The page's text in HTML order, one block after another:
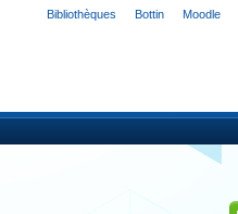
Bibliothèques Bottin Moodle